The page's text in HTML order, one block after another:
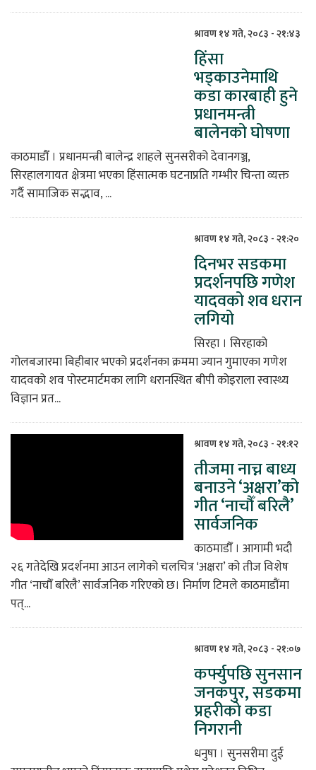
श्रावण १४ गते, २०८३ - २१:४३
हिंसा
भड्काउनेमाथि
कडा कारबाही हुने
प्रधानमन्त्री
बालेनको घोषणा
काठमाडौँ । प्रधानमन्त्री बालेन्द्र शाहले सुनसरीको देवानगञ्ज,
सिरहालगायत क्षेत्रमा भएका हिंसात्मक घटनाप्रति गम्भीर चिन्ता व्यक्त
गर्दै सामाजिक सद्भाव, ...
श्रावण १४ गते, २०८३ - २१:२०
दिनभर सडकमा
प्रदर्शनपछि गणेश
यादवको शव धरान
लगियो
सिरहा । सिरहाको
गोलबजारमा बिहीबार भएको प्रदर्शनका क्रममा ज्यान गुमाएका गणेश
यादवको शव पोस्टमार्टमका लागि धरानस्थित बीपी कोइराला स्वास्थ्य
विज्ञान प्रत...
श्रावण १४ गते, २०८३ - २१:१२
तीजमा नाच्न बाध्य
बनाउने ‘अक्षरा’को
गीत ‘नाचौँ बरिलै’
सार्वजनिक
काठमाडौँ । आगामी भदौ
२६ गतेदेखि प्रदर्शनमा आउन लागेको चलचित्र ‘अक्षरा’ को तीज विशेष
गीत ‘नाचौँ बरिलै’ सार्वजनिक गरिएको छ। निर्माण टिमले काठमाडौंमा
पत्...
श्रावण १४ गते, २०८३ - २१:०७
कर्फ्युपछि सुनसान
जनकपुर, सडकमा
प्रहरीको कडा
निगरानी
धनुषा । सुनसरीमा दुई